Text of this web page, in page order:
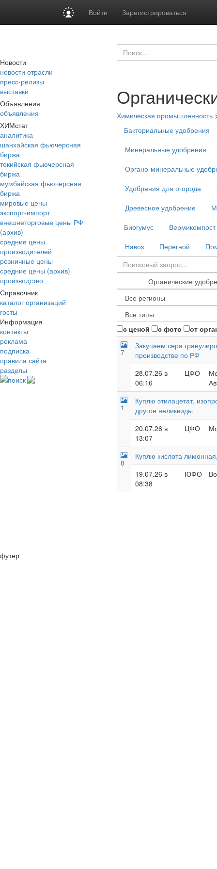
Войти Зарегистрироваться
Новости
новости отрасли
пресс-релизы
выставки
Объявления
объявления
ХИМстат
аналитика
шанхайская фьючерсная
биржа
токийская фьючерсная
биржа
мумбайская фьючерсная
биржа
мировые цены
экспорт-импорт
внешнеторговые цены РФ
(архив)
средние цены
производителей
розничные цены
средние цены (архив)
производство
Справочник
каталог организаций
госты
Информация
контакты
реклама
подписка
правила сайта
разделы
поиск
Химическая промышленность
Бактериальные удобрения
Минеральные удобрения
Органо-минеральные
Удобрения для огорода
Древесное удобрение
Биогумус
Вермикомпост
Навоз
Перегной
с ценой с фото от
7
Закупаем сера
производстве по РФ
28.07.26 в
06:16
ЦФО
1
Куплю этилацетат,
другое неликвиды
20.07.26 в
13:07
ЦФО
8
Куплю кислота
19.07.26 в
08:38
ЮФО
футер